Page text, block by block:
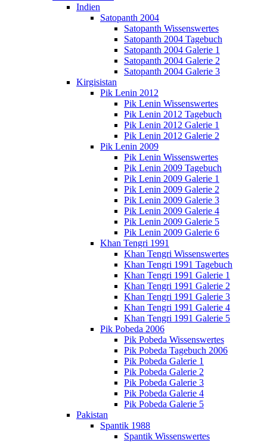
Indien
Satopanth 2004
Satopanth Wissenswertes
Satopanth 2004 Tagebuch
Satopanth 2004 Galerie 1
Satopanth 2004 Galerie 2
Satopanth 2004 Galerie 3
Kirgisistan
Pik Lenin 2012
Pik Lenin Wissenswertes
Pik Lenin 2012 Tagebuch
Pik Lenin 2012 Galerie 1
Pik Lenin 2012 Galerie 2
Pik Lenin 2009
Pik Lenin Wissenswertes
Pik Lenin 2009 Tagebuch
Pik Lenin 2009 Galerie 1
Pik Lenin 2009 Galerie 2
Pik Lenin 2009 Galerie 3
Pik Lenin 2009 Galerie 4
Pik Lenin 2009 Galerie 5
Pik Lenin 2009 Galerie 6
Khan Tengri 1991
Khan Tengri Wissenswertes
Khan Tengri 1991 Tagebuch
Khan Tengri 1991 Galerie 1
Khan Tengri 1991 Galerie 2
Khan Tengri 1991 Galerie 3
Khan Tengri 1991 Galerie 4
Khan Tengri 1991 Galerie 5
Pik Pobeda 2006
Pik Pobeda Wissenswertes
Pik Pobeda Tagebuch 2006
Pik Pobeda Galerie 1
Pik Pobeda Galerie 2
Pik Pobeda Galerie 3
Pik Pobeda Galerie 4
Pik Pobeda Galerie 5
Pakistan
Spantik 1988
Spantik Wissenswertes